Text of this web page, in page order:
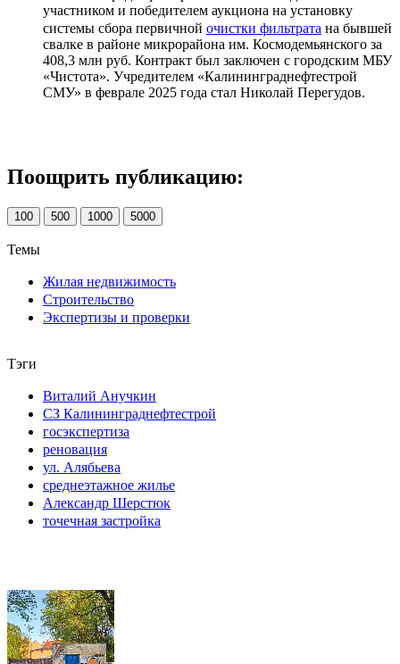
участником и победителем аукциона на установку
системы сбора первичной очистки фильтрата на бывшей
свалке в районе микрорайона им. Космодемьянского за
408,3 млн руб. Контракт был заключен с городским МБУ
«Чистота». Учредителем «Калининграднефтестрой
СМУ» в феврале 2025 года стал Николай Перегудов.
Поощрить публикацию:
100 500 1000 5000
Темы
Жилая недвижимость
Строительство
Экспертизы и проверки
Тэги
Виталий Анучкин
СЗ Калининграднефтестрой
госэкспертиза
реновация
ул. Алябьева
среднеэтажное жилье
Александр Шерстюк
точечная застройка